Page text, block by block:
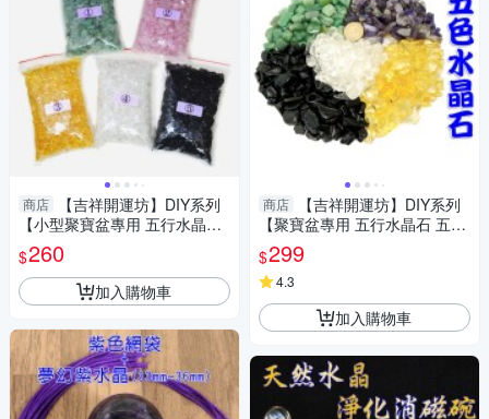
商店
【吉祥開運坊】DIY系列
【小型聚寶盆專用 五行水晶石
五色石 小顆 每包100公克 2號
是粉色】已淨化
$260
加入購物車
商店
【吉祥開運坊】DIY系列
【聚寶盆專用 五行水晶石 五色
石 大顆 每包100公克 共500公
克】已淨化
$299
4.3
加入購物車